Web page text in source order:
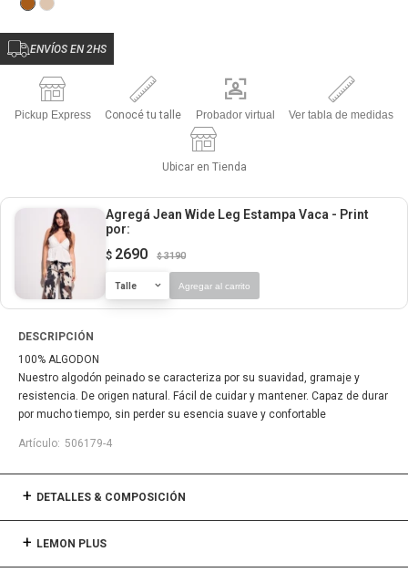
ENVÍOS EN 2HS
Pickup Express Conocé tu talle Probador virtual Ver tabla de medidas
Ubicar en Tienda
Agregá Jean Wide Leg Estampa Vaca - Print
por:
$ 2690 $ 3190
Talle Agregar al carrito
DESCRIPCIÓN
100% ALGODON
Nuestro algodón peinado se caracteriza por su suavidad, gramaje y
resistencia. De origen natural. Fácil de cuidar y mantener. Capaz de durar
por mucho tiempo, sin perder su esencia suave y confortable
506179-4
DETALLES & COMPOSICIÓN
LEMON PLUS